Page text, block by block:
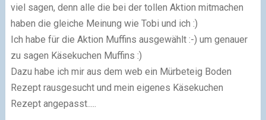
viel sagen, denn alle die bei der tollen Aktion mitmachen
haben die gleiche Meinung wie Tobi und ich :)
Ich habe für die Aktion Muffins ausgewählt :-) um genauer
zu sagen Käsekuchen Muffins :)
Dazu habe ich mir aus dem web ein Mürbeteig Boden
Rezept rausgesucht und mein eigenes Käsekuchen
Rezept angepasst.....